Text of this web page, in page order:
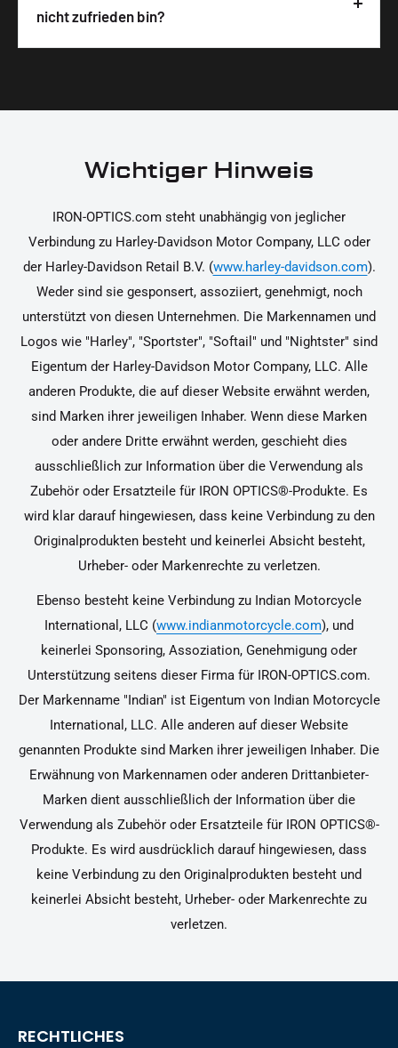
unterstützen dich dabei, die Teile sicher und
korrekt an deinem Motorrad zu installieren.
Wir legen großen Wert auf hochwertige
nicht zufrieden bin?
Ja, du kannst die Teile innerhalb von 14 Tagen
Rücksendung findest du in unseren
Wichtiger Hinweis
IRON-OPTICS.com steht unabhängig von jeglicher
Verbindung zu Harley-Davidson Motor Company, LLC oder
der Harley-Davidson Retail B.V. (www.harley-davidson.com).
Weder sind sie gesponsert, assoziiert, genehmigt, noch
unterstützt von diesen Unternehmen. Die Markennamen und
Logos wie "Harley", "Sportster", "Softail" und "Nightster" sind
Eigentum der Harley-Davidson Motor Company, LLC. Alle
anderen Produkte, die auf dieser Website erwähnt werden,
sind Marken ihrer jeweiligen Inhaber. Wenn diese Marken
oder andere Dritte erwähnt werden, geschieht dies
ausschließlich zur Information über die Verwendung als
Zubehör oder Ersatzteile für IRON OPTICS®-Produkte. Es
wird klar darauf hingewiesen, dass keine Verbindung zu den
Originalprodukten besteht und keinerlei Absicht besteht,
Urheber- oder Markenrechte zu verletzen.
Ebenso besteht keine Verbindung zu Indian Motorcycle
International, LLC (www.indianmotorcycle.com), und
keinerlei Sponsoring, Assoziation, Genehmigung oder
Unterstützung seitens dieser Firma für IRON-OPTICS.com.
Der Markenname "Indian" ist Eigentum von Indian Motorcycle
International, LLC. Alle anderen auf dieser Website
genannten Produkte sind Marken ihrer jeweiligen Inhaber. Die
Erwähnung von Markennamen oder anderen Drittanbieter-
Marken dient ausschließlich der Information über die
Verwendung als Zubehör oder Ersatzteile für IRON OPTICS®-
Produkte. Es wird ausdrücklich darauf hingewiesen, dass
keine Verbindung zu den Originalprodukten besteht und
keinerlei Absicht besteht, Urheber- oder Markenrechte zu
verletzen.
RECHTLICHES